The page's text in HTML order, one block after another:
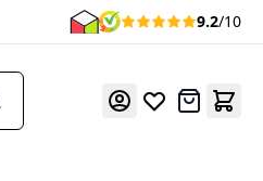
9.2/10
Offerte